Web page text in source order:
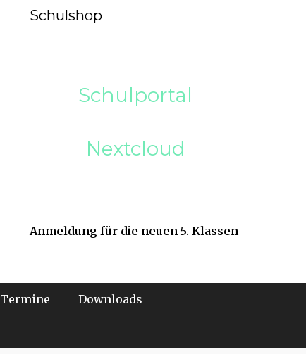
Schulshop
Schulportal
Nextcloud
Anmeldung für die neuen 5. Klassen
Termine Downloads